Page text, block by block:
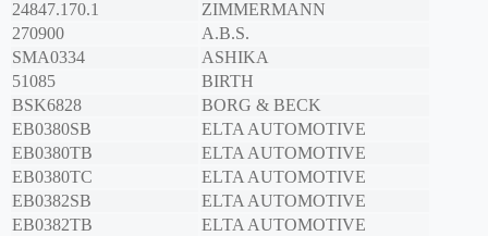
24847.170.1
ZIMMERMANN
270900
A.B.S.
SMA0334
ASHIKA
51085
BIRTH
BSK6828
BORG & BECK
EB0380SB
ELTA AUTOMOTIVE
EB0380TB
ELTA AUTOMOTIVE
EB0380TC
ELTA AUTOMOTIVE
EB0382SB
ELTA AUTOMOTIVE
EB0382TB
ELTA AUTOMOTIVE